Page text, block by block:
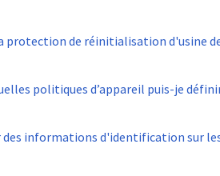
protection de réinitialisation d'usine
politiques d’appareil puis-je
informations d'identification sur